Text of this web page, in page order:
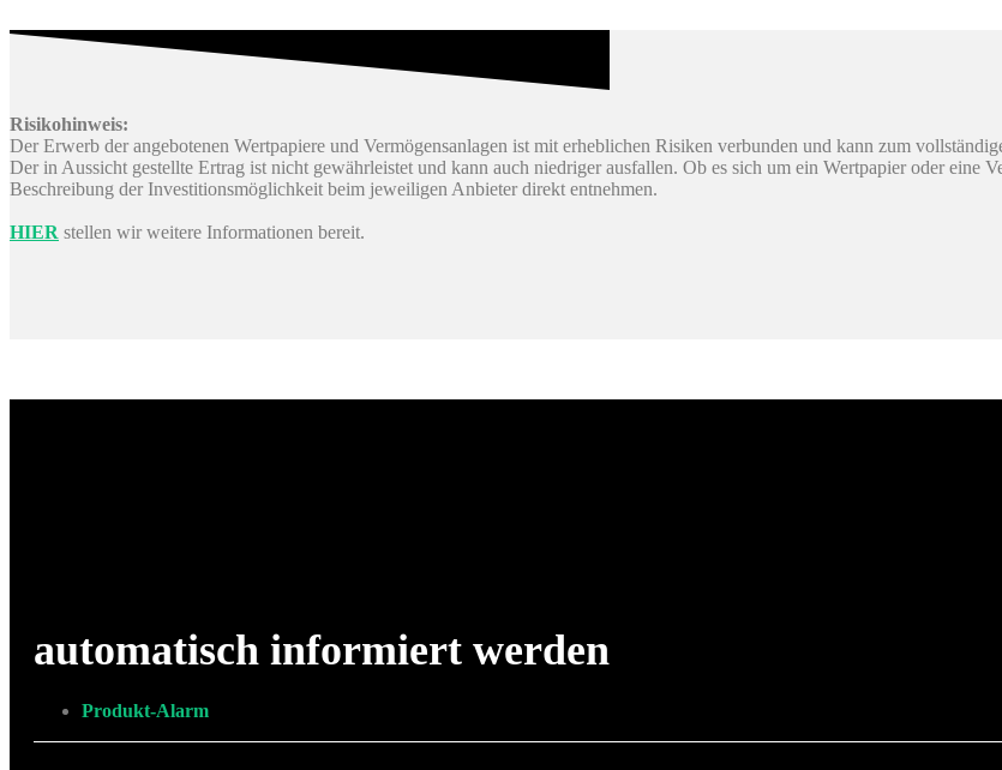
Risikohinweis:
Der Erwerb der angebotenen Wertpapiere und Vermögensanlagen ist mit erheblichen Risiken verbunden und kann zum
Der in Aussicht gestellte Ertrag ist nicht gewährleistet und kann auch niedriger ausfallen. Ob es sich um ein Wertpapier oder eine
Beschreibung der Investitionsmöglichkeit beim jeweiligen Anbieter direkt entnehmen.
HIER stellen wir weitere Informationen bereit.
automatisch informiert werden
Produkt-Alarm